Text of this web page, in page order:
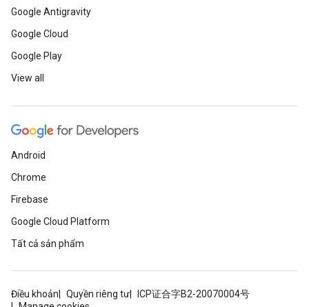
Google Antigravity
Google Cloud
Google Play
View all
Android
Chrome
Firebase
Google Cloud Platform
Tất cả sản phẩm
Điều khoản Quyền riêng tư
ICP证合字B2-20070004号